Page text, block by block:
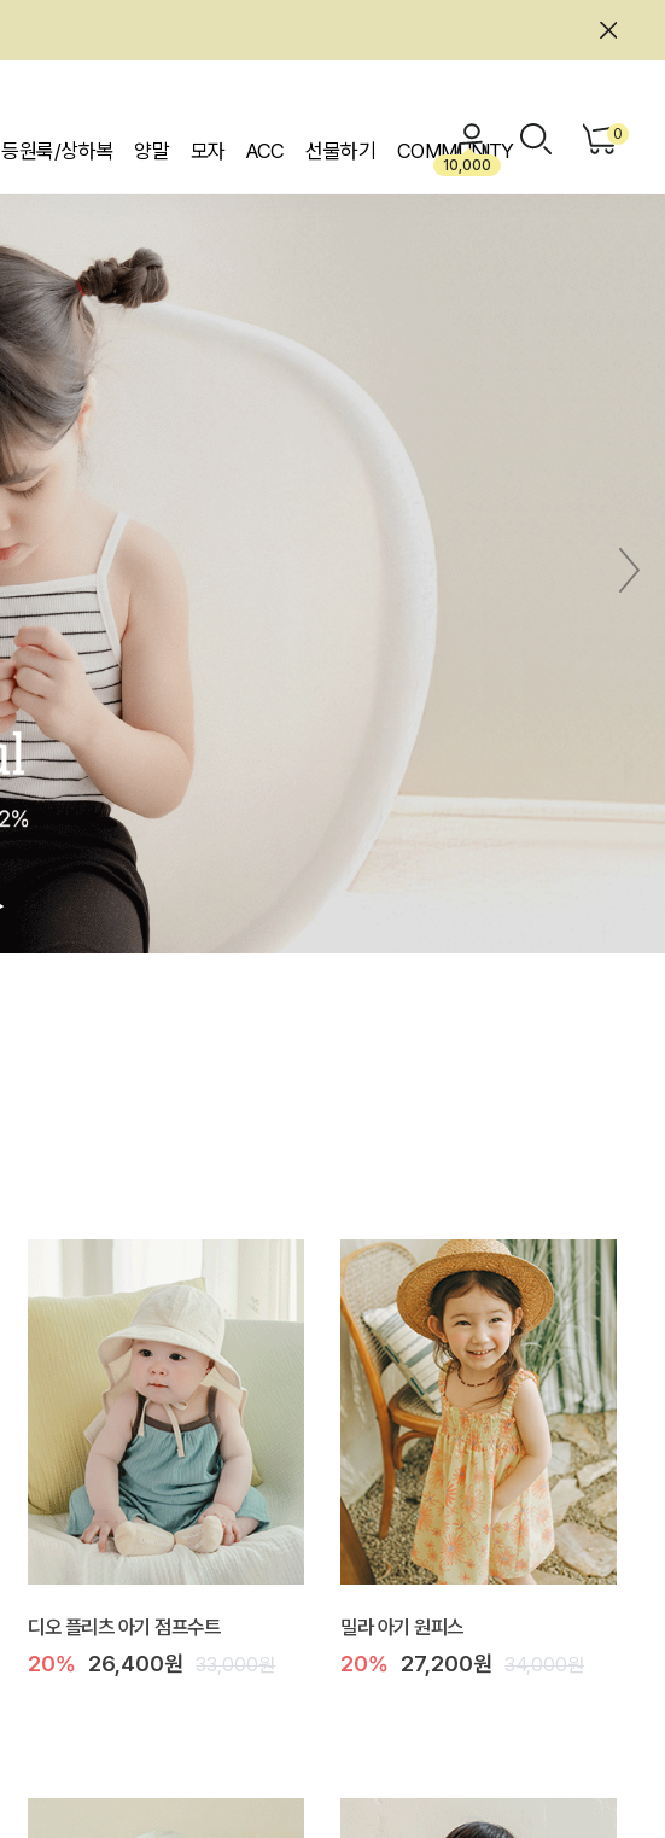
등원룩/상하복 양말 모자 ACC 선물하기 COMMUNITY
10,000
0
디오 플리츠 아기 점프수트
20% 26,400원 33,000원
밀라 아기 원피스
20% 27,200원 34,000원